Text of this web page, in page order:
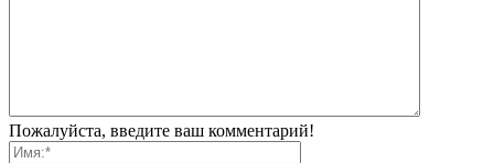
Пожалуйста, введите ваш комментарий!